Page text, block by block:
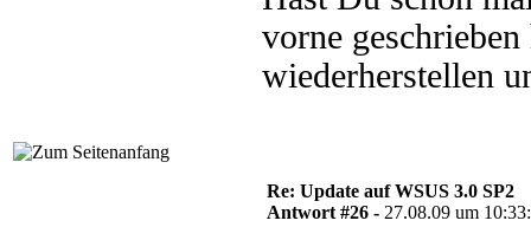
vorne
wiederherstellen
Re: Update auf WSUS 3.0 SP2
Antwort #26 - 27.08.09 um